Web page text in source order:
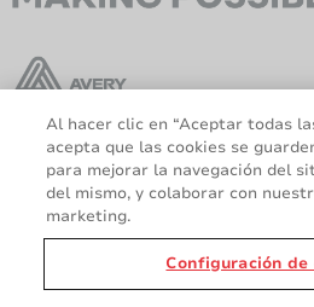
AveryDennison.com
Sobre nosotros
Política de cookies
Declaración sobre el RGPD
Al hacer clic en “Aceptar todas
acepta que las cookies se
para mejorar la navegación del
del mismo, y colaborar con
marketing.
Configuración de